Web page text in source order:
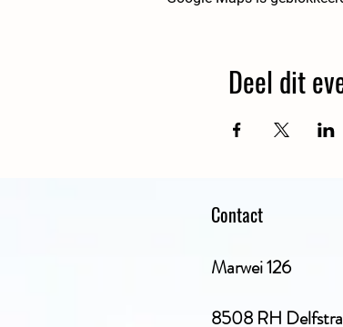
Deel dit
Contact
Marwei 126
8508 RH